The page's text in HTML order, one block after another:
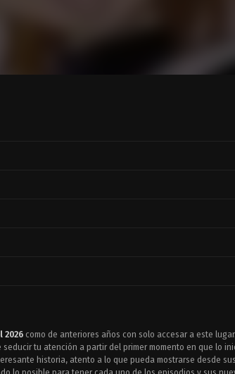
2026como de anteriores años con solo accesar a este
tu atención a partir del primer momento en que lo
historia, atento a lo que pueda mostrarse desde